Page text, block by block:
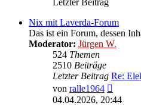
Letzter Beitrag
Nix mit Laverda-Forum
Das ist ein Forum, dessen
Moderator: Jürgen W.
524 Themen
2510 Beiträge
Letzter Beitrag Re:
von ralle1964
Beitrag
04.04.2026, 20:44